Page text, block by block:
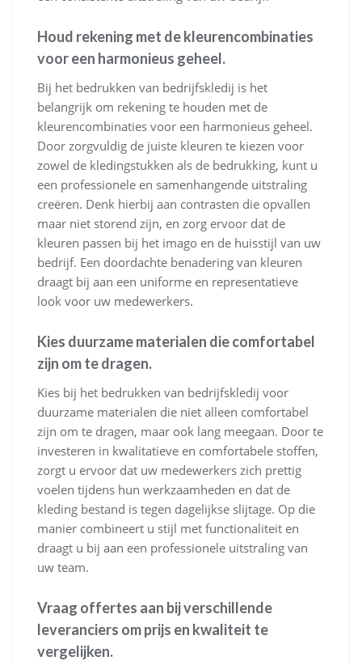
Houd rekening met de kleurencombinaties
voor een harmonieus geheel.
Bij het bedrukken van bedrijfskledij is het
belangrijk om rekening te houden met de
kleurencombinaties voor een harmonieus geheel.
Door zorgvuldig de juiste kleuren te kiezen voor
zowel de kledingstukken als de bedrukking, kunt u
een professionele en samenhangende uitstraling
creëren. Denk hierbij aan contrasten die opvallen
maar niet storend zijn, en zorg ervoor dat de
kleuren passen bij het imago en de huisstijl van uw
bedrijf. Een doordachte benadering van kleuren
draagt bij aan een uniforme en representatieve
look voor uw medewerkers.
Kies duurzame materialen die comfortabel
zijn om te dragen.
Kies bij het bedrukken van bedrijfskledij voor
duurzame materialen die niet alleen comfortabel
zijn om te dragen, maar ook lang meegaan. Door te
investeren in kwalitatieve en comfortabele stoffen,
zorgt u ervoor dat uw medewerkers zich prettig
voelen tijdens hun werkzaamheden en dat de
kleding bestand is tegen dagelijkse slijtage. Op die
manier combineert u stijl met functionaliteit en
draagt u bij aan een professionele uitstraling van
uw team.
Vraag offertes aan bij verschillende
leveranciers om prijs en kwaliteit te
vergelijken.